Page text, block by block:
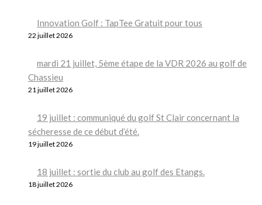
Innovation Golf : TapTee Gratuit pour tous
22 juillet 2026
mardi 21 juillet, 5ème étape de la VDR 2026 au golf de
Chassieu
21 juillet 2026
19 juillet : communiqué du golf St Clair concernant la
sécheresse de ce début d’été.
19 juillet 2026
18 juillet : sortie du club au golf des Etangs.
18 juillet 2026